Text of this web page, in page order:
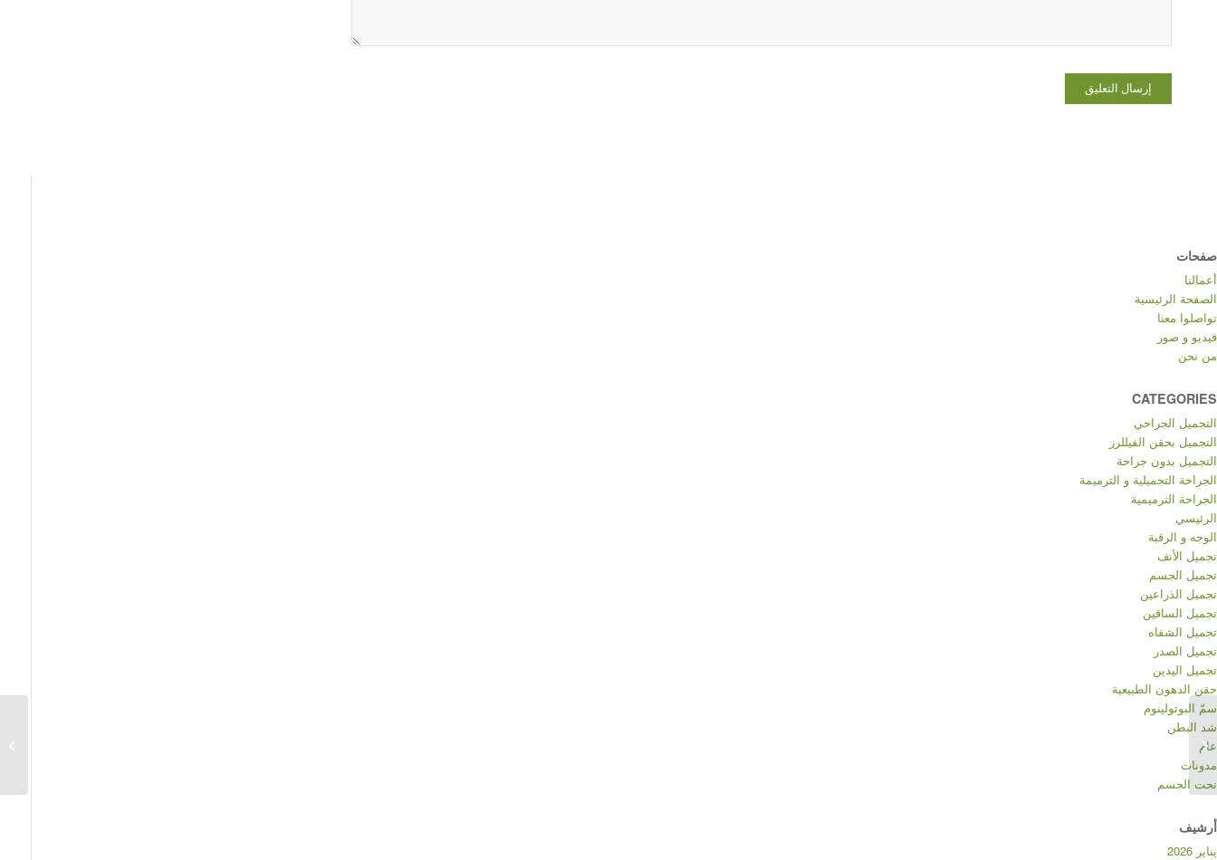
صفحات
أعمالنا
الصفحة الرئيسية
تواصلوا معنا
فيديو و صور
من نحن
CATEGORIES
التجميل الجراحي
التجميل بحقن الفيللرز
التجميل بدون جراحة
الجراحة التجميلية و الترميمة
الجراحة الترميمية
الرئيسي
الوجه و الرقبة
تجميل الأنف
تجميل الجسم
تجميل الذراعين
تجميل الساقين
تجميل الشفاه
تجميل الصدر
تجميل اليدين
حقن الدهون الطبيعية
سمّ البوتولينوم
شد البطن
عام
مدونات
نحت الجسم
أرشيف
يناير 2026
ترهل